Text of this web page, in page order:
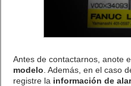
Antes de contactarnos, anote
modelo . Además, en el caso
registre la información de